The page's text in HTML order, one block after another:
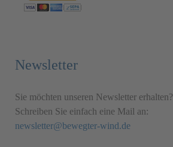
Newsletter
Sie möchten unseren Newsletter erhalten?
Schreiben Sie einfach eine Mail an:
newsletter@bewegter-wind.de